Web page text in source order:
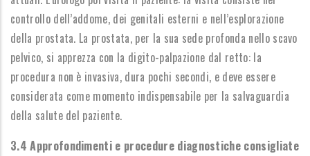
controllo dell’addome, dei genitali esterni e nell’esplorazione
della prostata. La prostata, per la sua sede profonda nello scavo
pelvico, si apprezza con la digito-palpazione dal retto: la
procedura non è invasiva, dura pochi secondi, e deve essere
considerata come momento indispensabile per la salvaguardia
della salute del paziente.
3.4 Approfondimenti e procedure diagnostiche consigliate